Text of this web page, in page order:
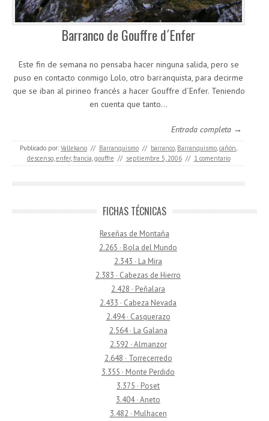
Barranco de Gouffre d´Enfer
Este fin de semana no pensaba hacer ninguna salida, pero se
puso en contacto conmigo Lolo, otro barranquista, para decirme
que se iban al pirineo francés a hacer Gouffre d´Enfer. Teniendo
en cuenta que tanto…
Entrada completa →
Publicado por: Vallekano // Barranquismo // barranco Barranquismo cañón
descenso, enfer, francia gouffre // septiembre 5, 2006 // 1 comentario
FICHAS TÉCNICAS
Reseñas de Montaña
2.265 · Bola del Mundo
2.343 · La Mira
2.383 · Cabezas de Hierro
2.428 · Peñalara
2.433 · Cabeza Nevada
2.494 · Casquerazo
2.564 · La Galana
2.592 · Almanzor
2.648 · Torrecerredo
3.355 · Monte Perdido
3.375 · Poset
3.404 · Aneto
3.482 · Mulhacen